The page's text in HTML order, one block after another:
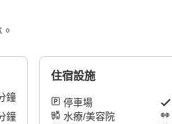
鐘
鐘
住宿設施
停車場
水療/美容院